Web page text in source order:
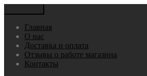
Главная
О нас
Доставка и оплата
Отзывы о работе магазина
Контакты